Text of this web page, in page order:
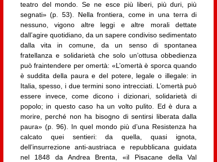
teatro del mondo. Se ne esce più liberi, più duri, più
segnati» (p. 53). Nella frontiera, come in una terra di
nessuno, vigono altre leggi e altre morali dettate
dall’agire quotidiano, da un sapere condiviso sedimentato
dalla vita in comune, da un senso di spontanea
fratellanza e solidarietà che solo un’ottusa obbedienza
può fraintendere per omertà: «L’omertà è sporca quando
è suddita della paura e del potere, legale o illegale: in
Italia, spesso, i due termini sono intrecciati. L’omertà può
essere invece, come dicono i dizionari, solidarietà di
popolo; in questo caso ha un volto pulito. Ed è dura a
morire, perché non ha bisogno di sentirsi liberata dalla
paura» (p. 96). In quel mondo più d’una Resistenza ha
calcato quei sentieri: da quella, quasi ignota,
dell’insurrezione anti-austriaca e repubblicana guidata
nel 1848 da Andrea Brenta, «il Pisacane della Val